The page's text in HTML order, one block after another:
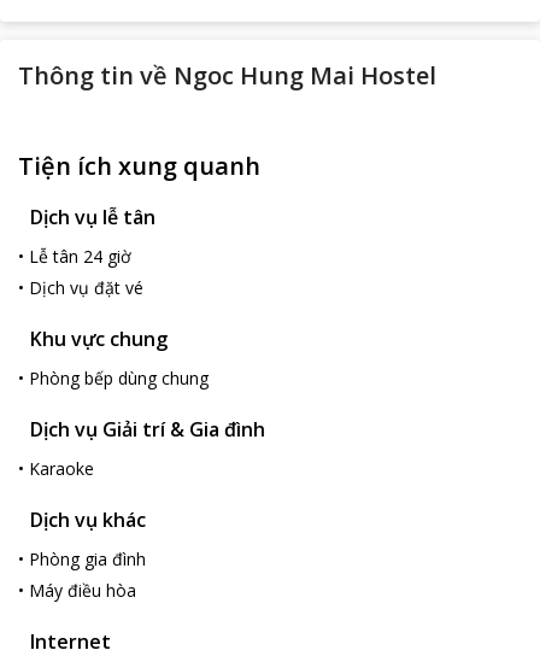
Thông tin về Ngoc Hung Mai Hostel
Tiện ích xung quanh
Dịch vụ lễ tân
• Lễ tân 24 giờ
• Dịch vụ đặt vé
Khu vực chung
• Phòng bếp dùng chung
Dịch vụ Giải trí & Gia đình
• Karaoke
Dịch vụ khác
• Phòng gia đình
• Máy điều hòa
Internet